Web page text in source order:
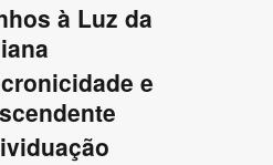
à Luz da
e